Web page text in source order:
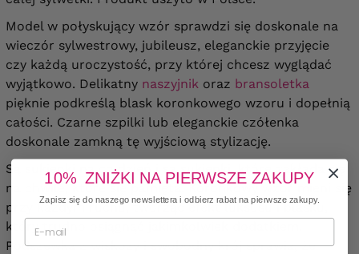
Model w połyskujący wzór sprawdzi się doskonale na
wieczór sylwestrowy, jubileusz, eleganckie przyjęcie
czy każdą uroczystość, przy której chcesz wyglądać
wyjątkowo. Delikatny naszyjnik oraz bransoletka
pięknie podkreślą blask koronkowego wzoru i dopełnią
całości. Czarne szpilki lub eleganckie czółenka
doskonale zamkną tę wyjściową stylizację.
Są sukienki na co dzień i są sukienki, które zakłada się
na chwile, które się pamięta. Koronkowy wzór mieni się
przy każdym ruchu, tworząc efekt luksusu i blasku,
który trudno osiągnąć jakimkolwiek dodatkiem.
Podszewka z wiskozy i swobodny krój sprawia, że
10% ZNIŻKI NA PIERWSZE ZAKUPY
Zapisz się do naszego newslettera i odbierz rabat na pierwsze zakupy.